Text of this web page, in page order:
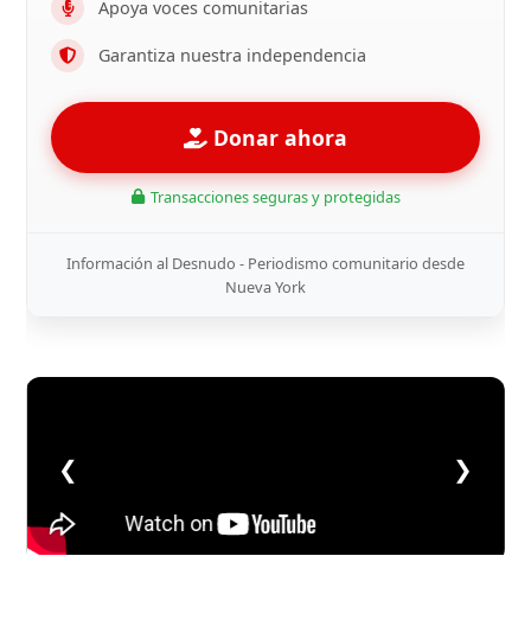
Apoya voces comunitarias
Garantiza nuestra independencia
Donar ahora
Transacciones seguras y protegidas
Información al Desnudo - Periodismo comunitario desde
Nueva York
❮ ❯